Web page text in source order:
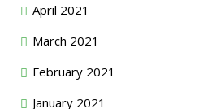
April 2021
March 2021
February 2021
January 2021